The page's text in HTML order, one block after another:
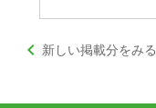
keyboard_arrow_left新しい掲載分をみる